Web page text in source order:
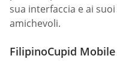
sua interfaccia e ai
amichevoli.
FilipinoCupid